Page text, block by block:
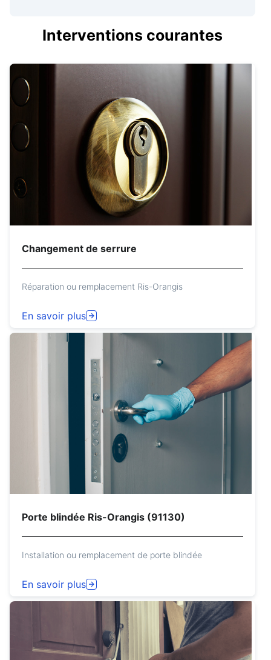
Interventions courantes
Changement de serrure
Réparation ou remplacement Ris-Orangis
En savoir plus
Porte blindée Ris-Orangis (91130)
Installation ou remplacement de porte blindée
En savoir plus